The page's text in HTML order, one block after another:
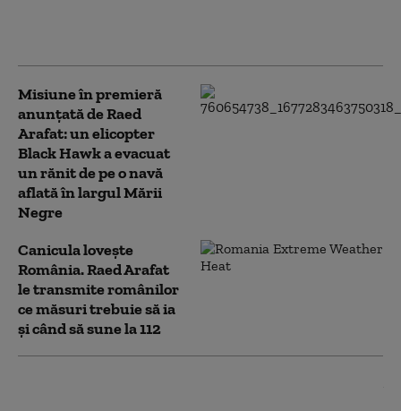
Misiune în premieră
anunțată de Raed
Arafat: un elicopter
Black Hawk a evacuat
un rănit de pe o navă
aflată în largul Mării
Negre
Canicula lovește
România. Raed Arafat
le transmite românilor
ce măsuri trebuie să ia
și când să sune la 112